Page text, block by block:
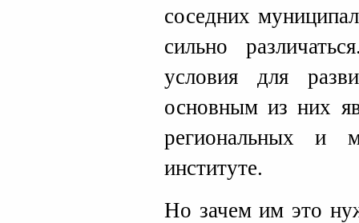
соседних
сильно
условия для
основным из них
региональных и
институте.
Но зачем им это